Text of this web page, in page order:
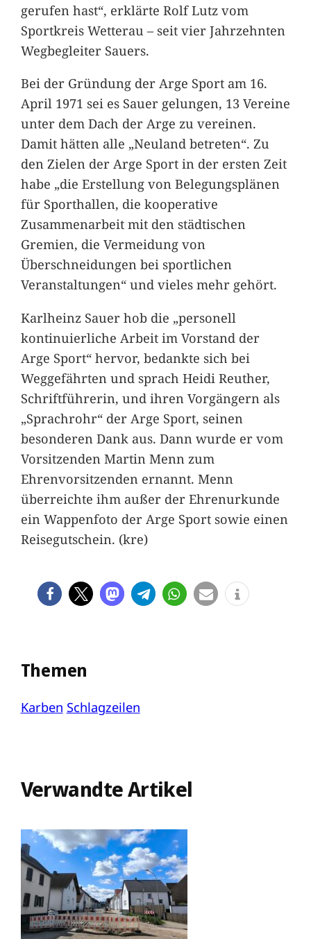
gerufen hast“, erklärte Rolf Lutz vom
Sportkreis Wetterau – seit vier Jahrzehnten
Wegbegleiter Sauers.
Bei der Gründung der Arge Sport am 16.
April 1971 sei es Sauer gelungen, 13 Vereine
unter dem Dach der Arge zu vereinen.
Damit hätten alle „Neuland betreten“. Zu
den Zielen der Arge Sport in der ersten Zeit
habe „die Erstellung von Belegungsplänen
für Sporthallen, die kooperative
Zusammenarbeit mit den städtischen
Gremien, die Vermeidung von
Überschneidungen bei sportlichen
Veranstaltungen“ und vieles mehr gehört.
Karlheinz Sauer hob die „personell
kontinuierliche Arbeit im Vorstand der
Arge Sport“ hervor, bedankte sich bei
Weggefährten und sprach Heidi Reuther,
Schriftführerin, und ihren Vorgängern als
„Sprachrohr“ der Arge Sport, seinen
besonderen Dank aus. Dann wurde er vom
Vorsitzenden Martin Menn zum
Ehrenvorsitzenden ernannt. Menn
überreichte ihm außer der Ehrenurkunde
ein Wappenfoto der Arge Sport sowie einen
Reisegutschein. (kre)
Themen
Karben Schlagzeilen
Verwandte Artikel